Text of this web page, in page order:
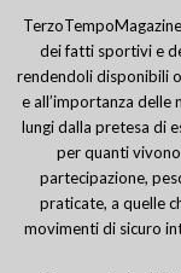
dei fatti sportivi e
rendendoli disponibili
e all’importanza delle
lungi dalla pretesa di
per quanti
partecipazione,
praticate, a quelle
movimenti di sicuro